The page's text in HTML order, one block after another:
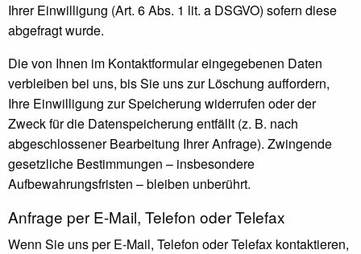
Ihrer Einwilligung (Art. 6 Abs. 1 lit. a DSGVO) sofern diese
abgefragt wurde.
Die von Ihnen im Kontaktformular eingegebenen Daten
verbleiben bei uns, bis Sie uns zur Löschung auffordern,
Ihre Einwilligung zur Speicherung widerrufen oder der
Zweck für die Datenspeicherung entfällt (z. B. nach
abgeschlossener Bearbeitung Ihrer Anfrage). Zwingende
gesetzliche Bestimmungen – insbesondere
Aufbewahrungsfristen – bleiben unberührt.
Anfrage per E-Mail, Telefon oder Telefax
Wenn Sie uns per E-Mail, Telefon oder Telefax kontaktieren,